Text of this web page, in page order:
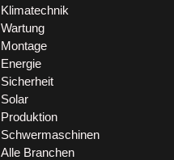
Klimatechnik
Wartung
Montage
Energie
Sicherheit
Solar
Produktion
Schwermaschinen
Alle Branchen